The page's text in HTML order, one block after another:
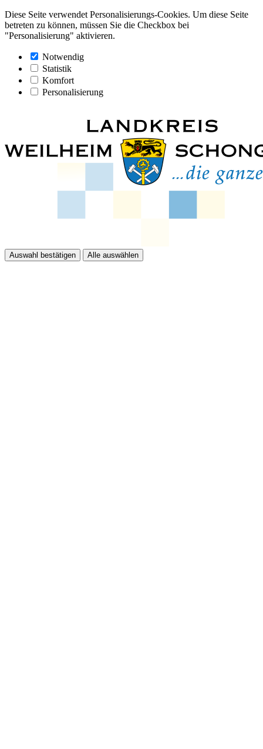
Diese Seite verwendet Personalisierungs-Cookies. Um diese Seite
betreten zu können, müssen Sie die Checkbox bei
"Personalisierung" aktivieren.
Notwendig
Statistik
Komfort
Personalisierung
Auswahl bestätigen Alle auswählen